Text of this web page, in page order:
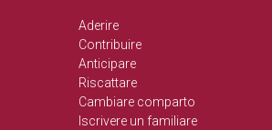
Aderire
Contribuire
Anticipare
Riscattare
Cambiare comparto
Iscrivere un familiare